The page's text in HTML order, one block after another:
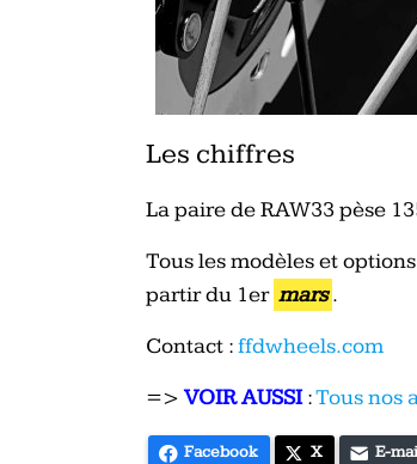
Les chiffres
La paire de RAW33 pèse
Tous les modèles et
partir du 1er mars .
Contact :ffdwheels.com
=>VOIR AUSSI:Tous nos
Facebook X E-